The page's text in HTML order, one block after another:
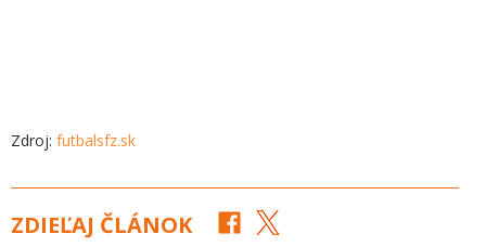
Zdroj: futbalsfz.sk
ZDIEĽAJ ČLÁNOK